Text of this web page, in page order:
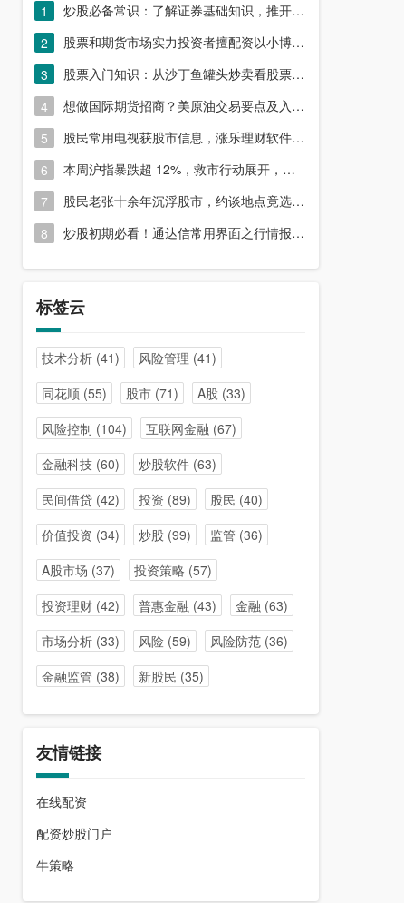
1
炒股必备常识：了解证券基础知识，推开股票市场大门
2
股票和期货市场实力投资者擅配资以小博大，顶配网优势尽显
3
股票入门知识：从沙丁鱼罐头炒卖看股票交易本质，你了解吗？
4
想做国际期货招商？美原油交易要点及入门指南请收好
5
股民常用电视获股市信息，涨乐理财软件或能满足更多需求？
6
本周沪指暴跌超 12%，救市行动展开，周五市场有何措施？
7
股民老张十余年沉浮股市，约谈地点竟选在开户超市门口？
8
炒股初期必看！通达信常用界面之行情报价与分时图介绍
标签云
技术分析 (41) 风险管理 (41)
同花顺 (55) 股市 (71) A股 (33)
风险控制 (104) 互联网金融 (67)
金融科技 (60) 炒股软件 (63)
民间借贷 (42) 投资 (89) 股民 (40)
价值投资 (34) 炒股 (99) 监管 (36)
A股市场 (37) 投资策略 (57)
投资理财 (42) 普惠金融 (43) 金融 (63)
市场分析 (33) 风险 (59) 风险防范 (36)
金融监管 (38) 新股民 (35)
友情链接
在线配资
配资炒股门户
牛策略